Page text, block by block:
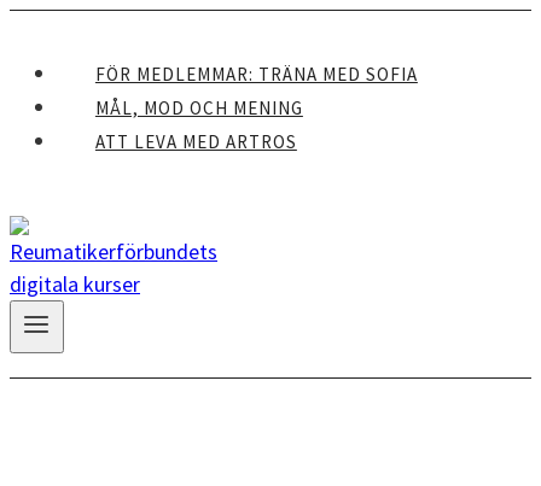
FÖR MEDLEMMAR: TRÄNA MED SOFIA
MÅL, MOD OCH MENING
ATT LEVA MED ARTROS